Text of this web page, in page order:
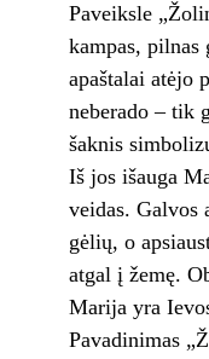
Paveiksle
kampas, pilnas
apaštalai atėjo
neberado – tik
šaknis
Iš jos išauga
veidas. Galvos
gėlių, o
atgal į žemę.
Marija yra
Pavadinimas